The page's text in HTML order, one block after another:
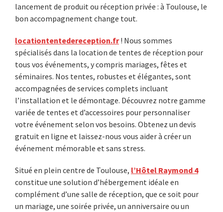
lancement de produit ou réception privée : à Toulouse, le
bon accompagnement change tout.
locationtentedereception.fr! Nous sommes
spécialisés dans la location de tentes de réception pour
tous vos événements, y compris mariages, fêtes et
séminaires. Nos tentes, robustes et élégantes, sont
accompagnées de services complets incluant
l’installation et le démontage. Découvrez notre gamme
variée de tentes et d’accessoires pour personnaliser
votre événement selon vos besoins. Obtenez un devis
gratuit en ligne et laissez-nous vous aider à créer un
événement mémorable et sans stress.
Situé en plein centre de Toulouse, l’Hôtel Raymond 4
constitue une solution d’hébergement idéale en
complément d’une salle de réception, que ce soit pour
un mariage, une soirée privée, un anniversaire ou un